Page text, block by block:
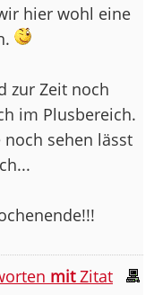
hier wohl eine
zur Zeit noch
im Plusbereich.
sehen lässt
mitZitat